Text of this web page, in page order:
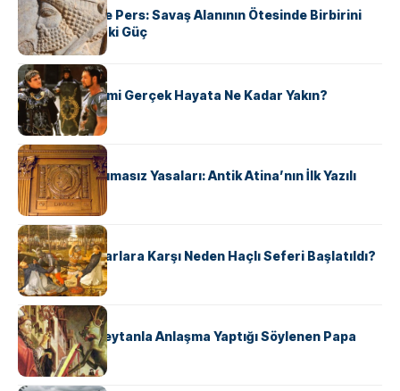
Antik Yunan ve Pers: Savaş Alanının Ötesinde Birbirini
Şekillendiren İki Güç
KÜLTÜR
‘Gladiator’ Filmi Gerçek Hayata Ne Kadar Yakın?
KÜLTÜR
Draco’nun Acımasız Yasaları: Antik Atina’nın İlk Yazılı
Hukuk Kodu
KÜLTÜR
Avrupalı ​​Katharlara Karşı Neden Haçlı Seferi Başlatıldı?
KÜLTÜR
II. Silvester: Şeytanla Anlaşma Yaptığı Söylenen Papa